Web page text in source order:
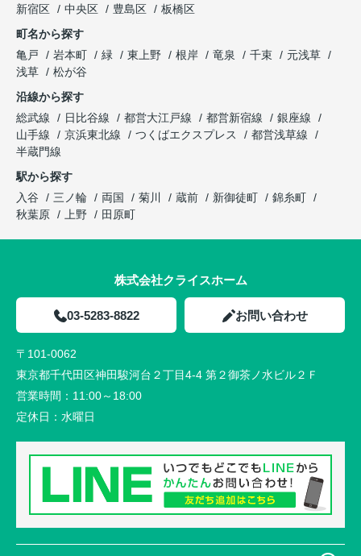
新宿区
中央区 豊島区
板橋区
町名から探す
亀戸
岩本町 緑 東上野 根岸 竜泉 千束
元浅草
浅草
松が谷
沿線から探す
総武線
日比谷線 都営大江戸線 都営新宿線
銀座線
山手線
京浜東北線 つくばエクスプレス
都営浅草線
半蔵門線
駅から探す
入谷
三ノ輪 両国 菊川 蔵前 新御徒町
錦糸町
秋葉原
上野 田原町
株式会社クライスホーム
03-5283-8822 お問い合わせ
〒101-0062
東京都千代田区神田駿河台２丁目4-4 第２御茶ノ水ビル２Ｆ
営業時間： 11:00～18:00
定休日： 水曜日